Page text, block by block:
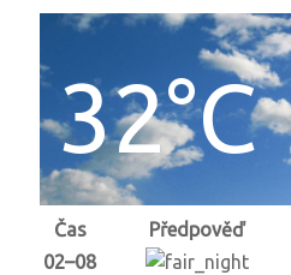
32°C
Čas Předpověď
02–08